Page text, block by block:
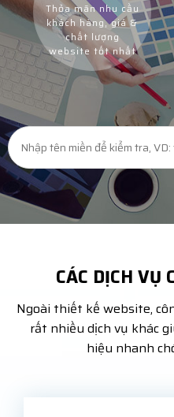
Thỏa mãn nhu cầu
khách hàng, giá &
chất lượng
website tốt nhất
CÁC DỊCH VỤ
Ngoài thiết kế website,
rất nhiều dịch vụ khác
hiệu nhanh